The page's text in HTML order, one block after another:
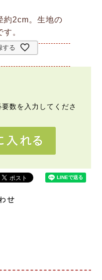
約2cm。生地の
。
する